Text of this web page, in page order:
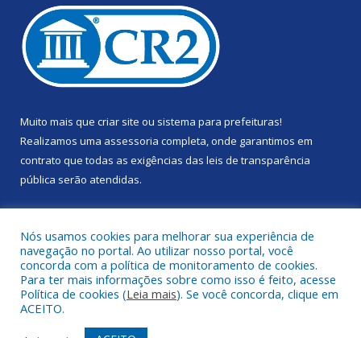
Muito mais que criar site ou sistema para prefeituras!
Realizamos uma assessoria completa, onde garantimos em
contrato que todas as exigências das leis de transparência
pública serão atendidas.
Todos os direitos reservados a Câmara Municipal de Portel.
Nós usamos cookies para melhorar sua experiência de
navegação no portal. Ao utilizar nosso portal, você
concorda com a política de monitoramento de cookies.
Para ter mais informações sobre como isso é feito, acesse
Política de cookies (Leia mais). Se você concorda, clique em
ACEITO.